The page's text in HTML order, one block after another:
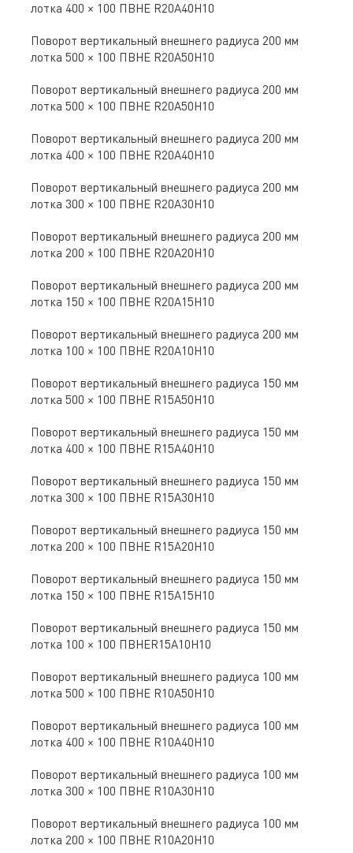
лотка 400 × 100 ПВНЕ R20A40H10
Поворот вертикальный внешнего радиуса 200 мм
лотка 500 × 100 ПВНЕ R20A50H10
Поворот вертикальный внешнего радиуса 200 мм
лотка 500 × 100 ПВНЕ R20A50H10
Поворот вертикальный внешнего радиуса 200 мм
лотка 400 × 100 ПВНЕ R20A40H10
Поворот вертикальный внешнего радиуса 200 мм
лотка 300 × 100 ПВНЕ R20A30H10
Поворот вертикальный внешнего радиуса 200 мм
лотка 200 × 100 ПВНЕ R20A20H10
Поворот вертикальный внешнего радиуса 200 мм
лотка 150 × 100 ПВНЕ R20A15H10
Поворот вертикальный внешнего радиуса 200 мм
лотка 100 × 100 ПВНЕ R20A10H10
Поворот вертикальный внешнего радиуса 150 мм
лотка 500 × 100 ПВНЕ R15A50H10
Поворот вертикальный внешнего радиуса 150 мм
лотка 400 × 100 ПВНЕ R15A40H10
Поворот вертикальный внешнего радиуса 150 мм
лотка 300 × 100 ПВНЕ R15A30H10
Поворот вертикальный внешнего радиуса 150 мм
лотка 200 × 100 ПВНЕ R15A20H10
Поворот вертикальный внешнего радиуса 150 мм
лотка 150 × 100 ПВНЕ R15A15H10
Поворот вертикальный внешнего радиуса 150 мм
лотка 100 × 100 ПВНЕR15A10H10
Поворот вертикальный внешнего радиуса 100 мм
лотка 500 × 100 ПВНЕ R10A50H10
Поворот вертикальный внешнего радиуса 100 мм
лотка 400 × 100 ПВНЕ R10A40H10
Поворот вертикальный внешнего радиуса 100 мм
лотка 300 × 100 ПВНЕ R10A30H10
Поворот вертикальный внешнего радиуса 100 мм
лотка 200 × 100 ПВНЕ R10A20H10